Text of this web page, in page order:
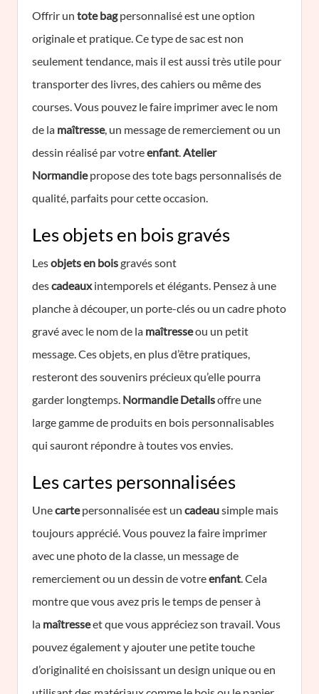
Offrir un tote bagpersonnalisé est une option
originale et pratique. Ce type de sac est non
seulement tendance, mais il est aussi très utile pour
transporter des livres, des cahiers ou même des
courses. Vous pouvez le faire imprimer avec le nom
de la maîtresse, un message de remerciement ou un
dessin réalisé par votreenfant.Atelier
Normandiepropose des tote bags personnalisés de
qualité, parfaits pour cette occasion.
Les objets en bois gravés
Lesobjets en boisgravés sont
descadeauxintemporels et élégants. Pensez à une
planche à découper, un porte-clés ou un cadre photo
gravé avec le nom de la maîtresseou un petit
message. Ces objets, en plus d’être pratiques,
resteront des souvenirs précieux qu’elle pourra
garder longtemps. Normandie Detailsoffre une
large gamme de produits en bois personnalisables
qui sauront répondre à toutes vos envies.
Les cartes personnalisées
Unecartepersonnalisée est un cadeausimple mais
toujours apprécié. Vous pouvez la faire imprimer
avec une photo de la classe, un message de
remerciement ou un dessin de votreenfant. Cela
montre que vous avez pris le temps de penser à
la maîtresseet que vous appréciez son travail. Vous
pouvez également y ajouter une petite touche
d’originalité en choisissant un design unique ou en